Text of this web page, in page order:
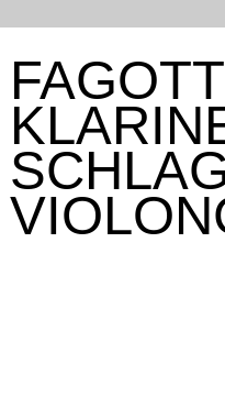
FAGOTT